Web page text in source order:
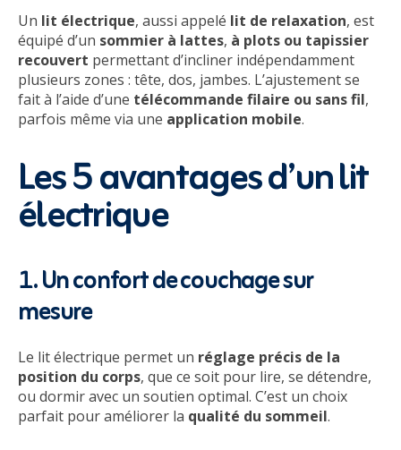
Un lit électrique, aussi appelé lit de relaxation, est
équipé d’un sommier à lattes, à plots ou tapissier
recouvert permettant d’incliner indépendamment
plusieurs zones : tête, dos, jambes. L’ajustement se
fait à l’aide d’une télécommande filaire ou sans fil,
parfois même via une application mobile.
Les 5 avantages d’un lit
électrique
1. Un confort de couchage sur
mesure
Le lit électrique permet un réglage précis de la
position du corps, que ce soit pour lire, se détendre,
ou dormir avec un soutien optimal. C’est un choix
parfait pour améliorer la qualité du sommeil.